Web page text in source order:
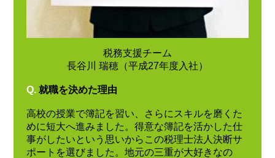
税務支援チーム
長谷川 瑞穂（平成27年度入社）
Q. 就職を決めた理由
高校の授業で簿記を習い、さらにスキルを磨くた
めに短大へ進みました。得意な簿記を活かした仕
事がしたいという思いからこの税理士法人決断サ
ポートを選びました。地元の三重が大好きなの